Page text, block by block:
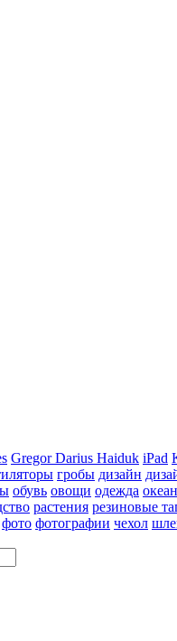
Gregor Darius Haiduk iPad
гробы дизайн
обувь овощи одежда океан
растения резиновые
фото фотографии чехол